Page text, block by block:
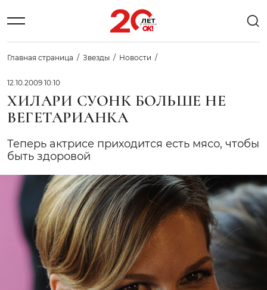
Главная страница Звезды Новости
12.10.2009 10:10
ХИЛАРИ СУОНК БОЛЬШЕ НЕ
ВЕГЕТАРИАНКА
Теперь актрисе приходится есть мясо, чтобы
быть здоровой